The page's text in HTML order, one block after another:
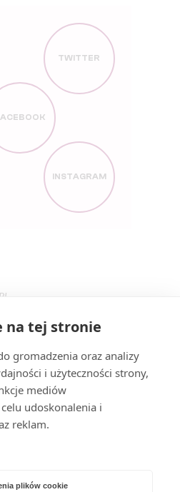
na tej stronie
gromadzenia oraz analizy
i użyteczności strony,
mediów
udoskonalenia i
reklam.
plików cookie
TWITTER
INSTAGRAM
FILARY